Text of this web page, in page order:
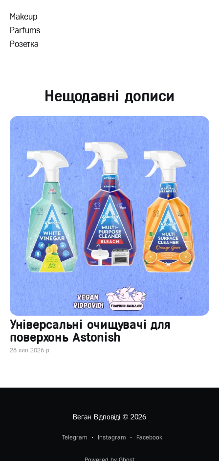
Makeup
Parfums
Розетка
Нещодавні дописи
Універсальні очищувачі для
поверхонь Astonish
28 лип 2026 р.
Веган Відповіді© 2026
Telegram Instagram Facebook